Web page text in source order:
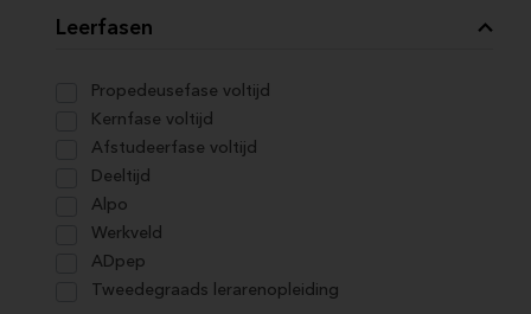
Leerfasen
Propedeusefase voltijd
Kernfase voltijd
Afstudeerfase voltijd
Deeltijd
Alpo
Werkveld
ADpep
Tweedegraads lerarenopleiding